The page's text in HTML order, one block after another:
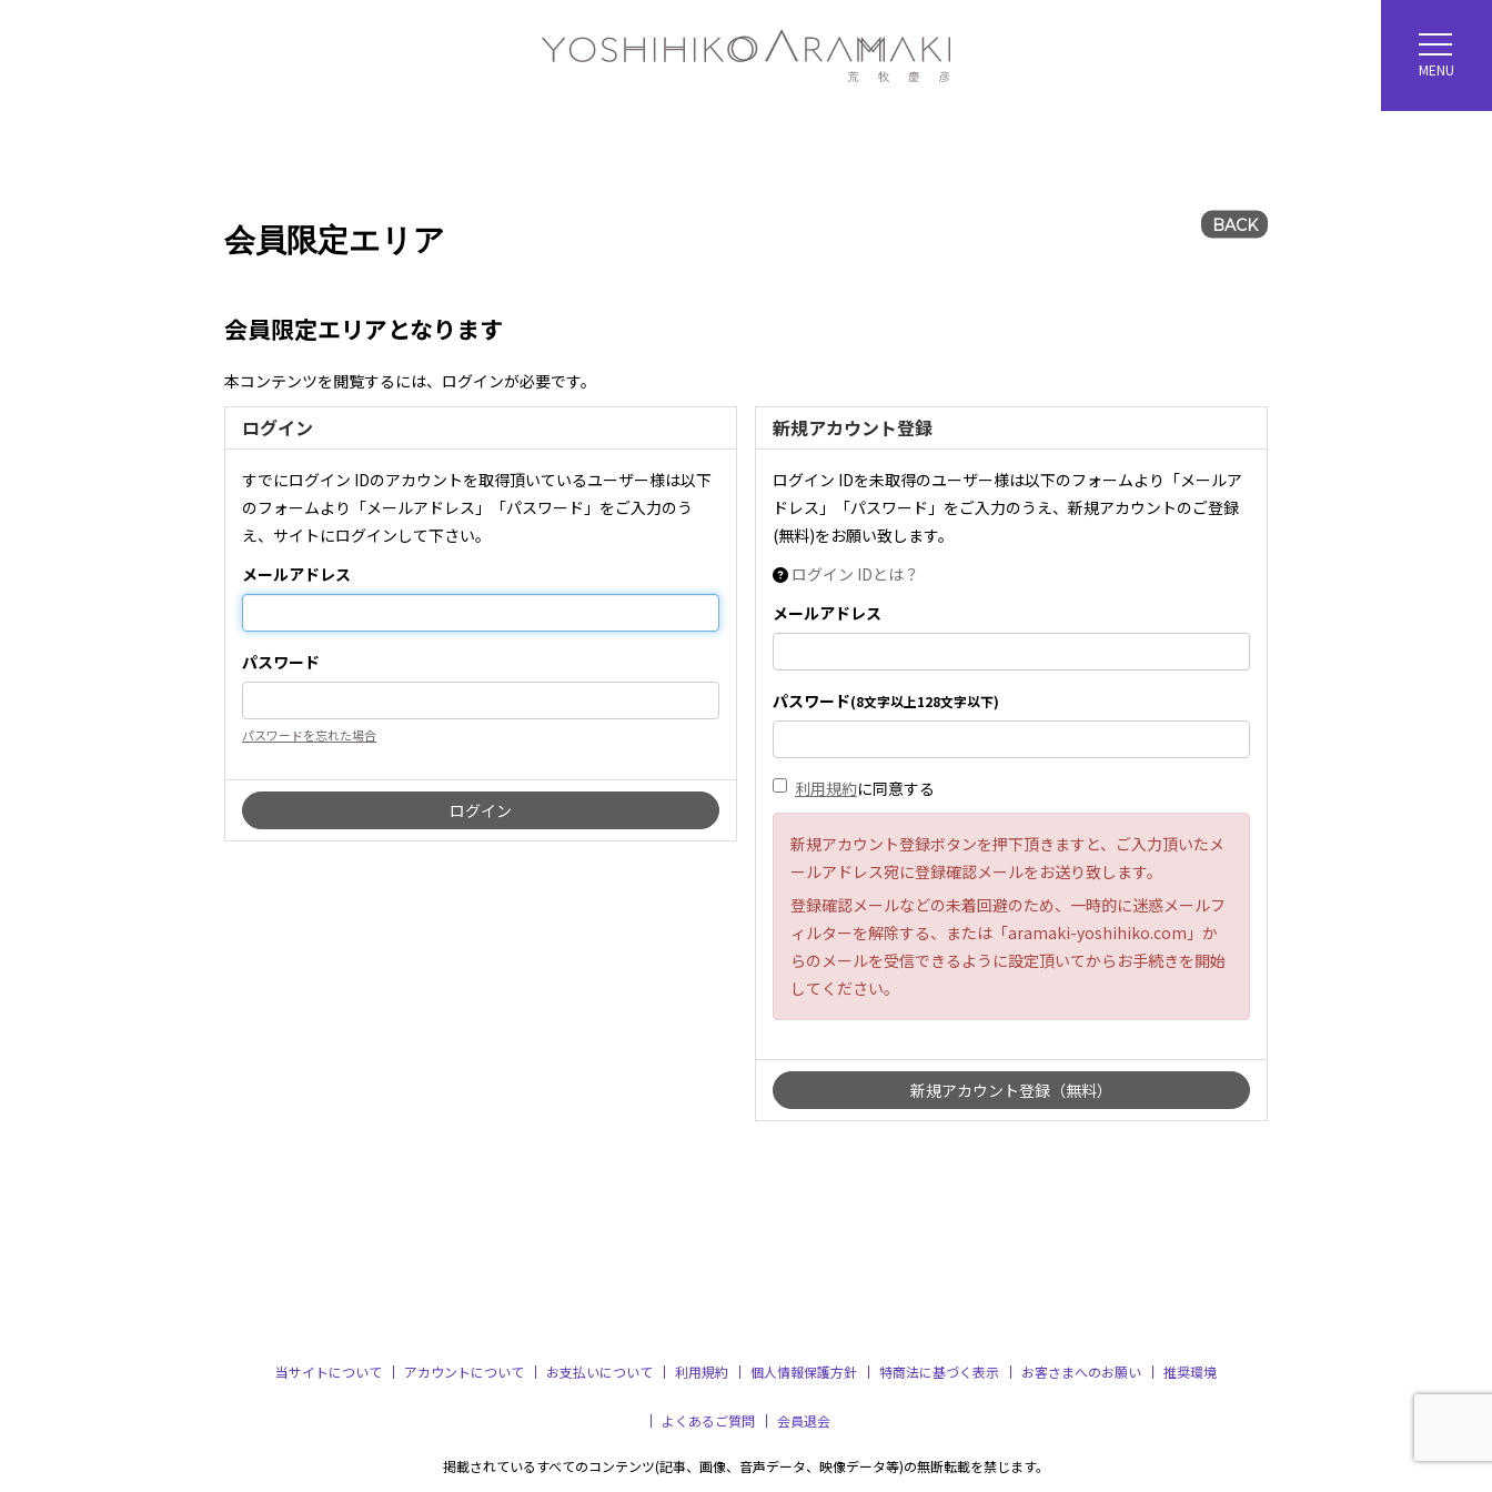
MENU
会員限定エリア BACK
会員限定エリアとなります
本コンテンツを閲覧するには、ログインが必要です。
ログイン
すでにログイン IDのアカウントを取得頂いているユーザー様は以下
のフォームより「メールアドレス」「パスワード」をご入力のう
え、サイトにログインして下さい。
メールアドレス
パスワード
パスワードを忘れた場合
新規アカウント登録
ログイン IDを未取得のユーザー様は以下のフォームより「メールア
ドレス」「パスワード」をご入力のうえ、新規アカウントのご登録
(無料)をお願い致します。
ログイン IDとは？
メールアドレス
パスワード(8文字以上128文字以下)
利用規約に同意する
新規アカウント登録ボタンを押下頂きますと、ご入力頂いたメ
ールアドレス宛に登録確認メールをお送り致します。
登録確認メールなどの未着回避のため、一時的に迷惑メールフ
ィルターを解除する、または「aramaki-yoshihiko.com」か
らのメールを受信できるように設定頂いてからお手続きを開始
してください。
当サイトについて アカウントについて お支払いについて 利用規約 個人情報保護方針 特商法に基づく表示 お客さまへのお願い 推奨環境
よくあるご質問 会員退会
掲載されているすべてのコンテンツ(記事、画像、音声データ、映像データ等)の無断転載を禁じます。